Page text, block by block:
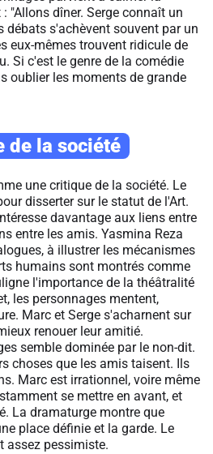
"Allons dîner. Serge connaît un
débats s'achèvent souvent par un
eux-mêmes trouvent ridicule de
Si c'est le genre de la comédie
oublier les moments de grande
de la société
une critique de la société. Le
disserter sur le statut de l'Art.
davantage aux liens entre
entre les amis. Yasmina Reza
à illustrer les mécanismes
humains sont montrés comme
l'importance de la théâtralité
les personnages mentent,
Marc et Serge s'acharnent sur
renouer leur amitié.
semble dominée par le non-dit.
choses que les amis taisent. Ils
Marc est irrationnel, voire même
se mettre en avant, et
La dramaturge montre que
place définie et la garde. Le
assez pessimiste.